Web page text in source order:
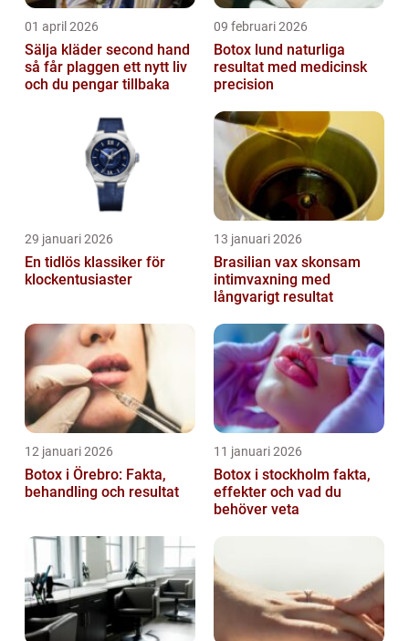
01 april 2026
Sälja kläder second hand
så får plaggen ett nytt liv
och du pengar tillbaka
09 februari 2026
Botox lund naturliga
resultat med medicinsk
precision
29 januari 2026
En tidlös klassiker för
klockentusiaster
13 januari 2026
Brasilian vax skonsam
intimvaxning med
långvarigt resultat
12 januari 2026
Botox i Örebro: Fakta,
behandling och resultat
11 januari 2026
Botox i stockholm fakta,
effekter och vad du
behöver veta